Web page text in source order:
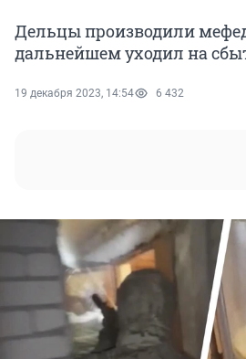
Дельцы производили
дальнейшем уходил на
19 декабря 2023, 14:54 6 432